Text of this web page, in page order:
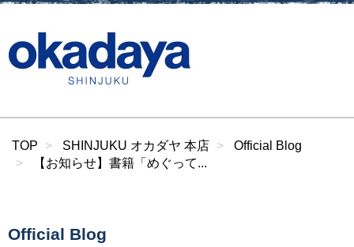
TOP SHINJUKU オカダヤ 本店
Official Blog
【お知らせ】書籍「めぐって...
Official Blog